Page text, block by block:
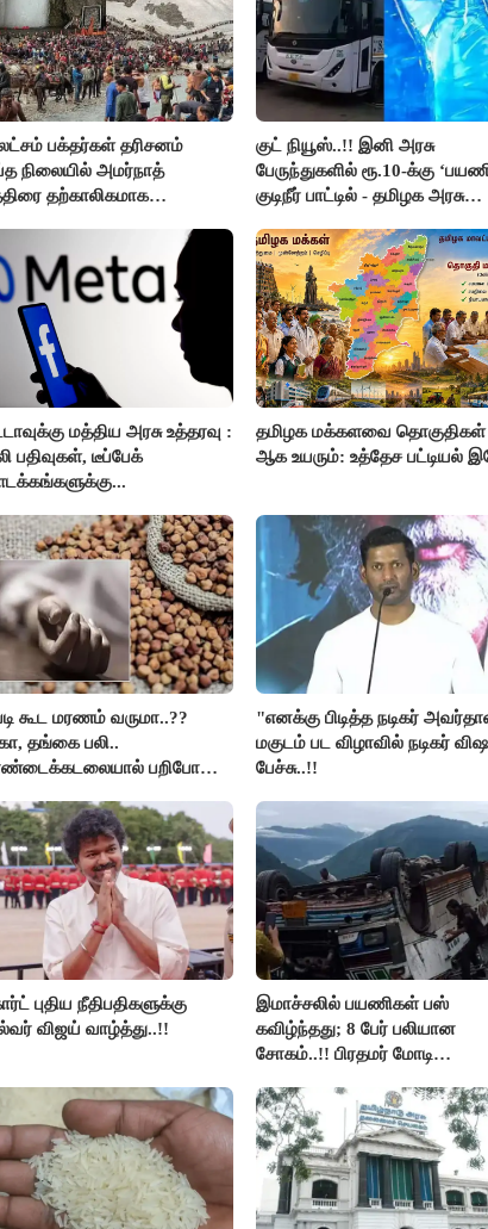
பக்தர்கள் தரிசனம்
நிலையில் அமர்நாத்
தற்காலிகமாக
குட் நியூஸ்..!! இனி அரசு
பேருந்துகளில் ரூ.10-க்கு
குடிநீர் பாட்டில் - தமிழக அரசு
மத்திய அரசு உத்தரவு :
பதிவுகள், டீப்பேக்
தமிழக மக்களவை தொகுதிகள்
ஆக உயரும்: உத்தேச பட்டியல்
கூட மரணம் வருமா..??
தங்கை பலி..
பறிபோன
"எனக்கு பிடித்த நடிகர்
மகுடம் பட விழாவில் நடிகர்
பேச்சு..!!
புதிய நீதிபதிகளுக்கு
விஜய் வாழ்த்து..!!
இமாச்சலில் பயணிகள் பஸ்
கவிழ்ந்தது; 8 பேர் பலியான
சோகம்..!! பிரதமர் மோடி